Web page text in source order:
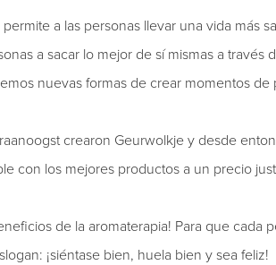
permite a las personas llevar una vida más
a sacar lo mejor de sí mismas a través
nuevas formas de crear momentos de
crearon Geurwolkje y desde
con los mejores productos a un precio
de la aromaterapia! Para que cada
¡siéntase bien, huela bien y sea feliz!